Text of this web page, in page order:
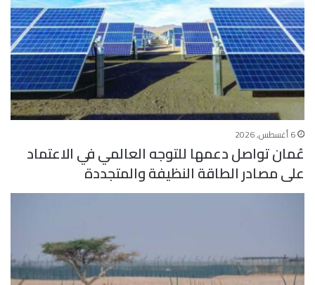
6 أغسطس, 2026
عُمان تواصل دعمها للتوجه العالمي في الاعتماد
على مصادر الطاقة النظيفة والمتجددة